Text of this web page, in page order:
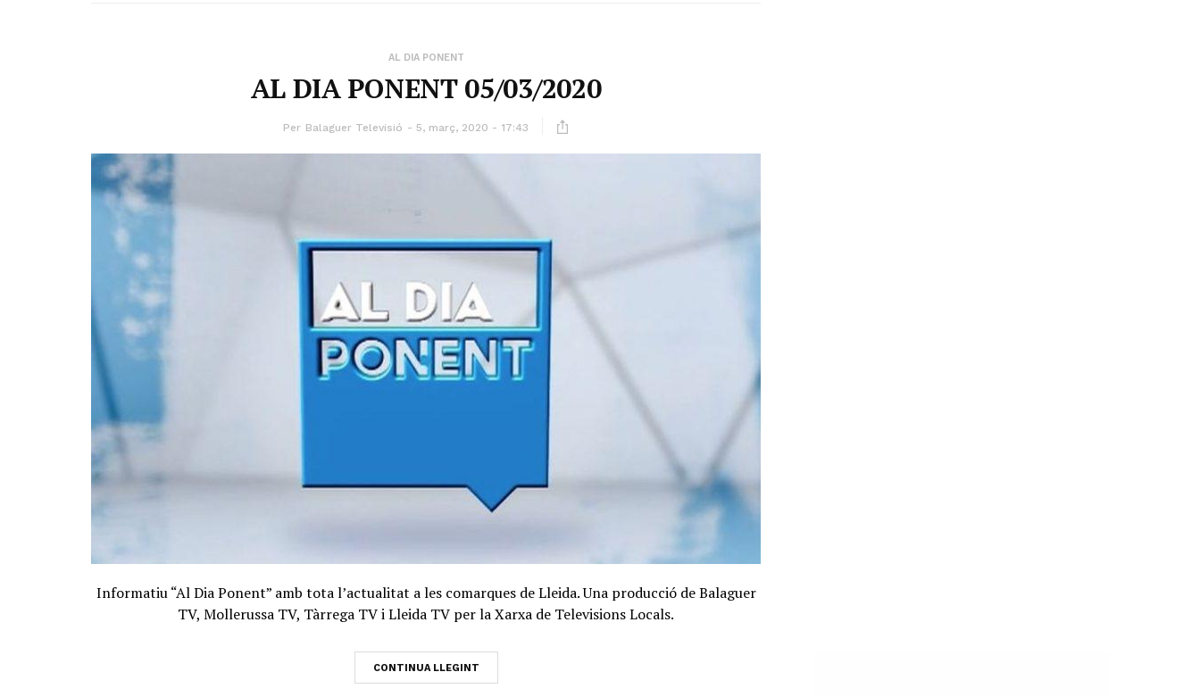
AL DIA PONENT
AL DIA PONENT 05/03/2020
Per Balaguer Televisió 5, març, 2020 - 17:43
Informatiu “Al Dia Ponent” amb tota l’actualitat a les comarques de Lleida. Una producció de Balaguer
TV, Mollerussa TV, Tàrrega TV i Lleida TV per la Xarxa de Televisions Locals.
CONTINUA LLEGINT